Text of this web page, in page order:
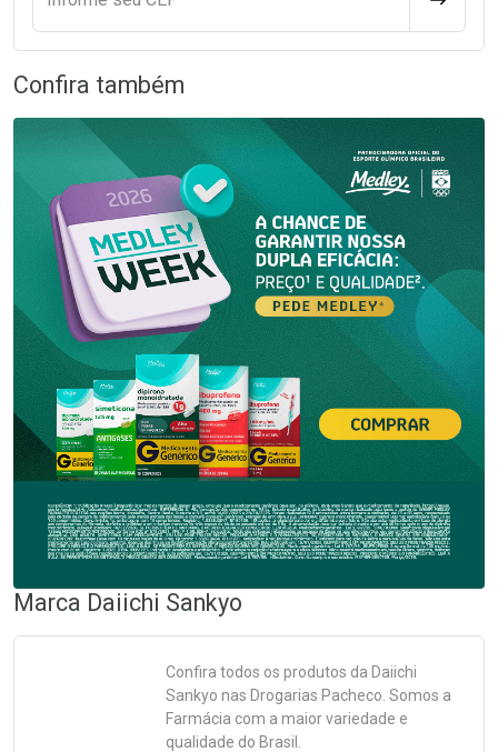
Confira também
Marca Daiichi Sankyo
Confira todos os produtos da Daiichi
Sankyo nas Drogarias Pacheco. Somos a
Farmácia com a maior variedade e
qualidade do Brasil.